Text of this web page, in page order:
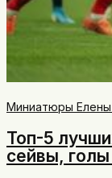
Миниатюры Елены
Топ-5
сейвы,